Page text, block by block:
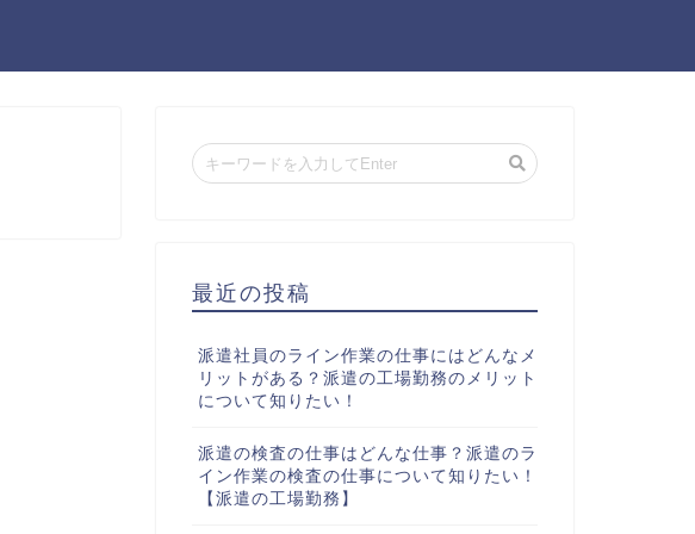
最近の投稿
派遣社員のライン作業の仕事にはどんなメ
リットがある？派遣の工場勤務のメリット
について知りたい！
派遣の検査の仕事はどんな仕事？派遣のラ
イン作業の検査の仕事について知りたい！
【派遣の工場勤務】